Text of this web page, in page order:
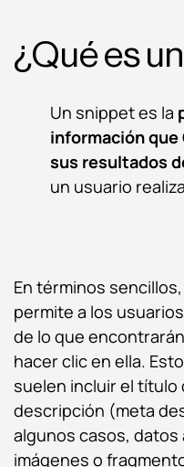
¿Qué es
Un snippet es la
información que
sus resultados
un usuario
En términos
permite a los
de lo que
hacer clic en ella.
suelen incluir el título
descripción (meta
algunos casos, datos
imágenes o